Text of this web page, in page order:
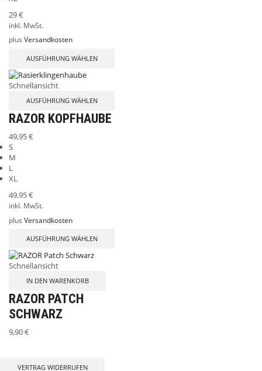
29€
inkl. MwSt.
plus Versandkosten
AUSFÜHRUNG WÄHLEN
Schnellansicht
AUSFÜHRUNG WÄHLEN
RAZOR KOPFHAUBE
49,95€
S
M
L
XL
49,95€
inkl. MwSt.
plus Versandkosten
AUSFÜHRUNG WÄHLEN
Schnellansicht
IN DEN WARENKORB
RAZOR PATCH
SCHWARZ
9,90€
VERTRAG WIDERRUFEN